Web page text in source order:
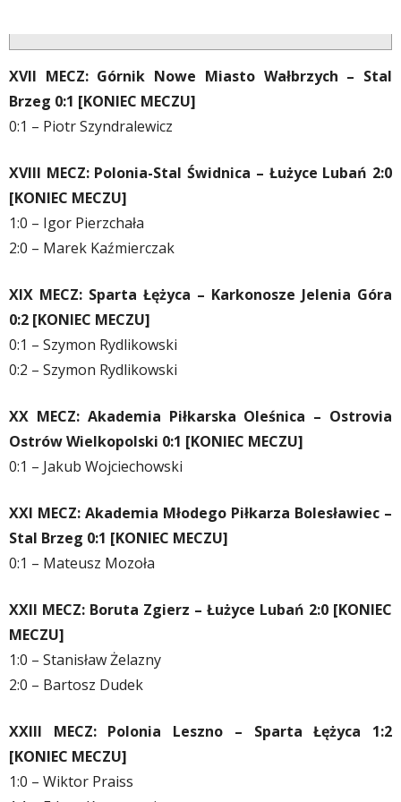
XVII MECZ: Górnik Nowe Miasto Wałbrzych – Stal
Brzeg 0:1 [KONIEC MECZU]
0:1 – Piotr Szyndralewicz
XVIII MECZ: Polonia-Stal Świdnica – Łużyce Lubań 2:0
[KONIEC MECZU]
1:0 – Igor Pierzchała
2:0 – Marek Kaźmierczak
XIX MECZ: Sparta Łężyca – Karkonosze Jelenia Góra
0:2 [KONIEC MECZU]
0:1 – Szymon Rydlikowski
0:2 – Szymon Rydlikowski
XX MECZ: Akademia Piłkarska Oleśnica – Ostrovia
Ostrów Wielkopolski 0:1 [KONIEC MECZU]
0:1 – Jakub Wojciechowski
XXI MECZ: Akademia Młodego Piłkarza Bolesławiec –
Stal Brzeg 0:1 [KONIEC MECZU]
0:1 – Mateusz Mozoła
XXII MECZ: Boruta Zgierz – Łużyce Lubań 2:0 [KONIEC
MECZU]
1:0 – Stanisław Żelazny
2:0 – Bartosz Dudek
XXIII MECZ: Polonia Leszno – Sparta Łężyca 1:2
[KONIEC MECZU]
1:0 – Wiktor Praiss